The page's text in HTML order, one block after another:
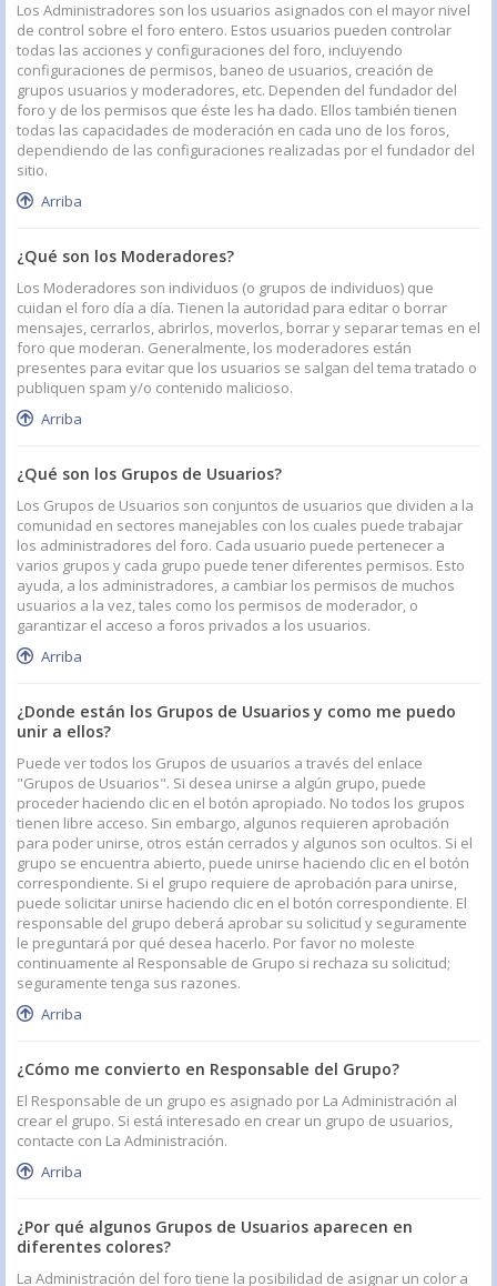
Los Administradores son los usuarios asignados con el mayor nivel
de control sobre el foro entero. Estos usuarios pueden controlar
todas las acciones y configuraciones del foro, incluyendo
configuraciones de permisos, baneo de usuarios, creación de
grupos usuarios y moderadores, etc. Dependen del fundador del
foro y de los permisos que éste les ha dado. Ellos también tienen
todas las capacidades de moderación en cada uno de los foros,
dependiendo de las configuraciones realizadas por el fundador del
sitio.
Arriba
¿Qué son los Moderadores?
Los Moderadores son individuos (o grupos de individuos) que
cuidan el foro día a día. Tienen la autoridad para editar o borrar
mensajes, cerrarlos, abrirlos, moverlos, borrar y separar temas en el
foro que moderan. Generalmente, los moderadores están
presentes para evitar que los usuarios se salgan del tema tratado o
publiquen spam y/o contenido malicioso.
Arriba
¿Qué son los Grupos de Usuarios?
Los Grupos de Usuarios son conjuntos de usuarios que dividen a la
comunidad en sectores manejables con los cuales puede trabajar
los administradores del foro. Cada usuario puede pertenecer a
varios grupos y cada grupo puede tener diferentes permisos. Esto
ayuda, a los administradores, a cambiar los permisos de muchos
usuarios a la vez, tales como los permisos de moderador, o
garantizar el acceso a foros privados a los usuarios.
Arriba
¿Donde están los Grupos de Usuarios y como me puedo
unir a ellos?
Puede ver todos los Grupos de usuarios a través del enlace
"Grupos de Usuarios". Si desea unirse a algún grupo, puede
proceder haciendo clic en el botón apropiado. No todos los grupos
tienen libre acceso. Sin embargo, algunos requieren aprobación
para poder unirse, otros están cerrados y algunos son ocultos. Si el
grupo se encuentra abierto, puede unirse haciendo clic en el botón
correspondiente. Si el grupo requiere de aprobación para unirse,
puede solicitar unirse haciendo clic en el botón correspondiente. El
responsable del grupo deberá aprobar su solicitud y seguramente
le preguntará por qué desea hacerlo. Por favor no moleste
continuamente al Responsable de Grupo si rechaza su solicitud;
seguramente tenga sus razones.
Arriba
¿Cómo me convierto en Responsable del Grupo?
El Responsable de un grupo es asignado por La Administración al
crear el grupo. Si está interesado en crear un grupo de usuarios,
contacte con La Administración.
Arriba
¿Por qué algunos Grupos de Usuarios aparecen en
diferentes colores?
La Administración del foro tiene la posibilidad de asignar un color a